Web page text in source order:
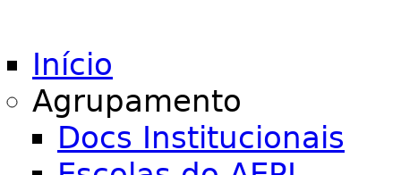
Início
Agrupamento
Docs Institucionais